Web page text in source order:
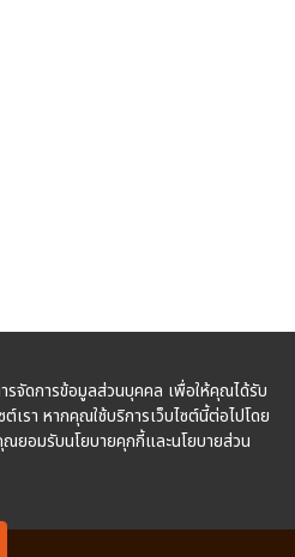
รจัดการข้อมูลส่วนบุคคล เพื่อให้คุณได้รับ
เรา หากคุณใช้บริการเว็บไซต์นี้ต่อไปโดย
ยอมรับนโยบายคุกกี้และนโยบายส่วน